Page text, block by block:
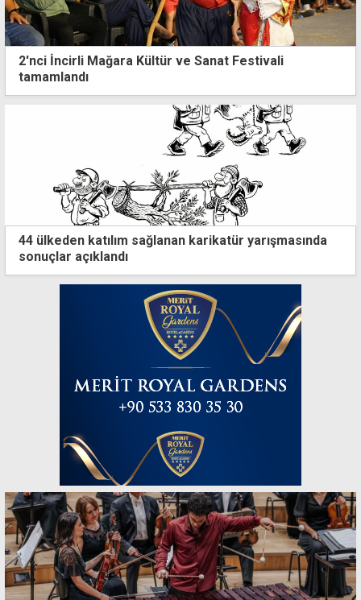
2'nci İncirli Mağara Kültür ve Sanat Festivali
tamamlandı
44 ülkeden katılım sağlanan karikatür yarışmasında
sonuçlar açıklandı